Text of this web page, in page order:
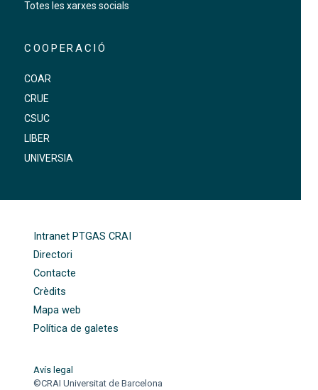
Totes les xarxes socials
COOPERACIÓ
COAR
CRUE
CSUC
LIBER
UNIVERSIA
Intranet PTGAS CRAI
Directori
Contacte
Crèdits
Mapa web
Política de galetes
Avís legal
©CRAI Universitat de Barcelona